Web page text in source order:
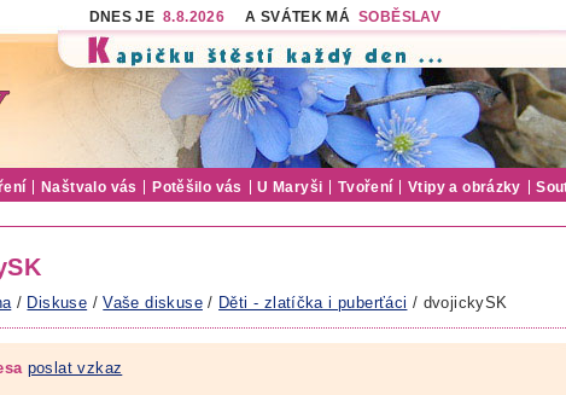
DNES JE 8.8.2026 A SVÁTEK MÁ SOBĚSLAV
Naštvalo vás Potěšilo vás U Maryši Tvoření Vtipy a obrázky
/ Diskuse /Vaše diskuse/ Děti - zlatíčka i puberťáci / dvojickySK
poslat vzkaz